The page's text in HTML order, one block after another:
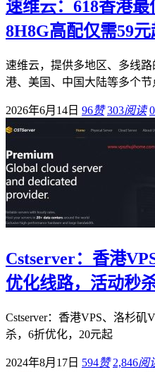
速维云：618香港最
8H8G高配仅需59元
速维云，提供多地区、多线
港、美国、中国大陆等多个节
2026年6月14日 96赞 303阅读 0
Cstserver：香港
优化线路，活动秒
Cstserver：香港VPS、洛杉
杀，6折优化，20元起
2024年8月17日 594赞 2,846阅